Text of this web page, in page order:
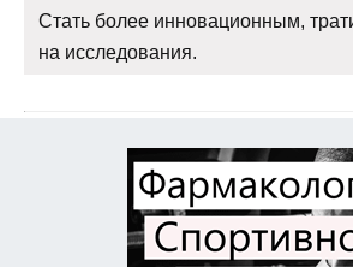
Стать более инновационным,
на исследования.